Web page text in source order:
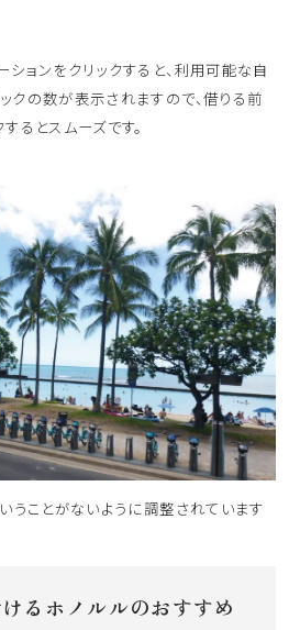
ョンをクリックすると、利用可能な自
クの数が表示されますので、借りる前
るとスムーズです。
ことがないように調整されています
るホノルルのおすすめ